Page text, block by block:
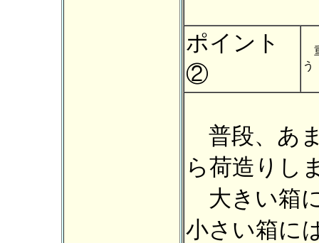
ポイント
②
う
普段、あ
ら荷造りし
大きい箱
小さい箱に